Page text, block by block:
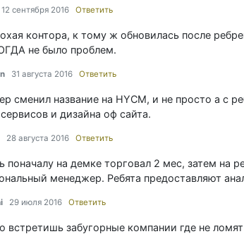
12 сентября 2016 Ответить
контора, к тому ж обновилась после
не было проблем.
31 августа 2016 Ответить
сменил название на HYCM, и не просто а с
и дизайна оф сайта.
28 августа 2016 Ответить
поначалу на демке торговал 2 мес, затем на
менеджер. Ребята предоставляют
29 июля 2016 Ответить
встретишь забугорные компании где не